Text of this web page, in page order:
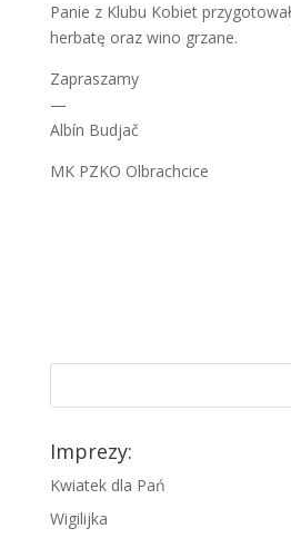
Panie z Klubu Kobiet
herbatę oraz wino grzane.
Zapraszamy
—
Albín Budjač
MK PZKO Olbrachcice
Imprezy:
Kwiatek dla Pań
Wigilijka